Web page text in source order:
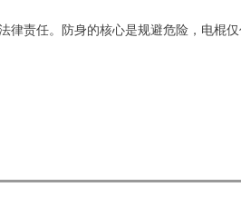
律责任。防身的核心是规避危险，电棍